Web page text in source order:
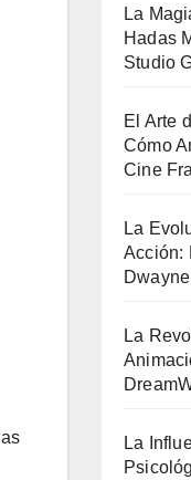
La
Hadas
Studio
El Arte
Cómo
Cine
La
Acción:
La
La